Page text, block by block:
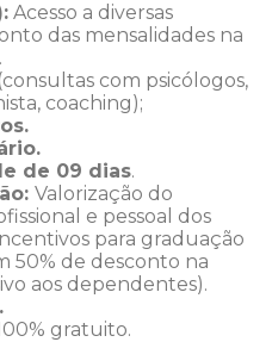
Acesso a diversas
das mensalidades na
(consultas com psicólogos,
coaching);
de 09 dias.
Valorização do
e pessoal dos
para graduação
50% de desconto na
aos dependentes).
gratuito.